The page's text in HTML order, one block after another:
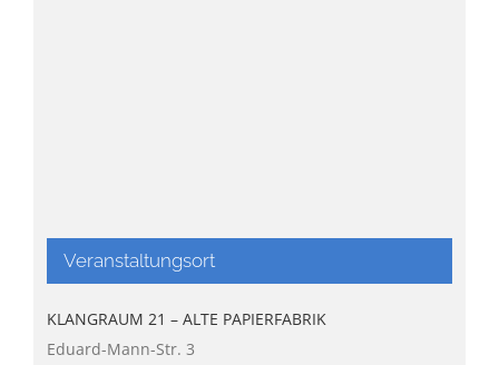
Veranstaltungsort
KLANGRAUM 21 – ALTE PAPIERFABRIK
Eduard-Mann-Str. 3